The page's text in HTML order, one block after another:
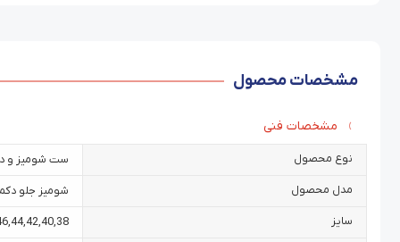
مشخصات محصول
مشخصات فنی
نوع محصول ست شومیز و
مدل محصول شومیز جلو
سایز 38
,
40
,
42
,
44
,